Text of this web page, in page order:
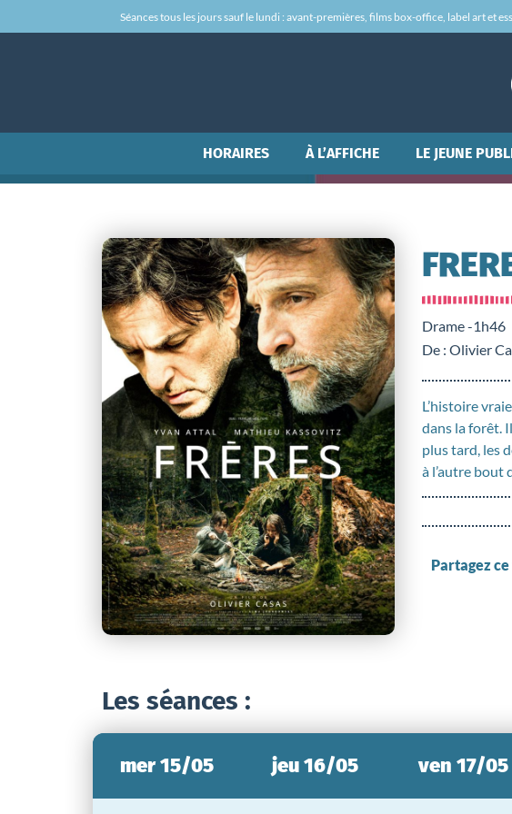
Séances tous les jours sauf le lundi : avant-premières, films box-office, label art et
HORAIRES À L’AFFICHE LE JEUNE
Drame -1h46
De : Olivier
L’histoire
dans la forêt.
plus tard, les
à l’autre bout
Partagez
Les séances :
mer 15/05 jeu 16/05 ven 17/05